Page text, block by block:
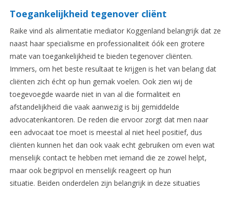
Toegankelijkheid tegenover cliënt
Raike vind als alimentatie mediator Koggenland belangrijk dat ze
naast haar specialisme en professionaliteit óók een grotere
mate van toegankelijkheid te bieden tegenover cliënten.
Immers, om het beste resultaat te krijgen is het van belang dat
cliënten zich écht op hun gemak voelen. Ook zien wij de
toegevoegde waarde niet in van al die formaliteit en
afstandelijkheid die vaak aanwezig is bij gemiddelde
advocatenkantoren. De reden die ervoor zorgt dat men naar
een advocaat toe moet is meestal al niet heel positief, dus
cliënten kunnen het dan ook vaak echt gebruiken om even wat
menselijk contact te hebben met iemand die ze zowel helpt,
maar ook begripvol en menselijk reageert op hun
situatie. Beiden onderdelen zijn belangrijk in deze situaties